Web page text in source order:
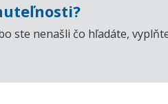
ste nenašli čo hľadáte,